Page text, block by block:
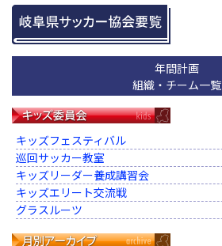
年間計画
組織・チーム一覧
キッズフェスティバル
巡回サッカー教室
キッズリーダー養成講習会
キッズエリート交流戦
グラスルーツ